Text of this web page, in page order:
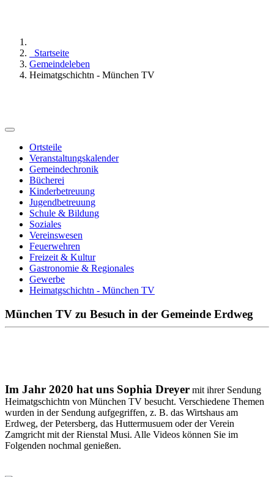
Startseite
Gemeindeleben
Heimatgschichtn - München TV
Ortsteile
Veranstaltungskalender
Gemeindechronik
Bücherei
Kinderbetreuung
Jugendbetreuung
Schule & Bildung
Soziales
Vereinswesen
Feuerwehren
Freizeit & Kultur
Gastronomie & Regionales
Gewerbe
Heimatgschichtn - München TV
München TV zu Besuch in der Gemeinde Erdweg
Im Jahr 2020 hat uns Sophia Dreyer mit ihrer Sendung
Heimatgschichtn von München TV besucht. Verschiedene Themen
wurden in der Sendung aufgegriffen, z. B. das Wirtshaus am
Erdweg, der Petersberg, das Huttermusuem oder der Verein
Zamgricht mit der Rienstal Musi. Alle Videos können Sie im
Folgenden nochmal genießen.